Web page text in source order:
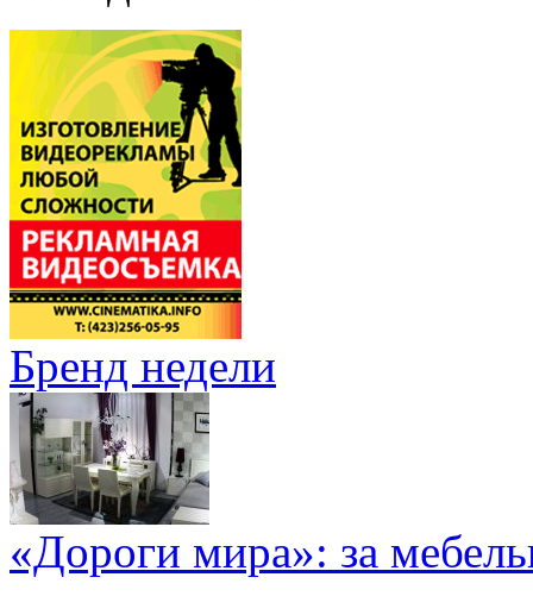
Бренд недели
«Дороги мира»: за